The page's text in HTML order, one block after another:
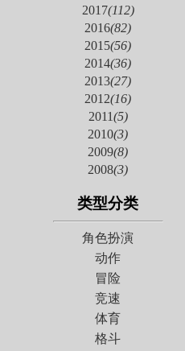
2017(112)
2016(82)
2015(56)
2014(36)
2013(27)
2012(16)
2011(5)
2010(3)
2009(8)
2008(3)
类型分类
角色扮演
动作
冒险
竞速
体育
格斗